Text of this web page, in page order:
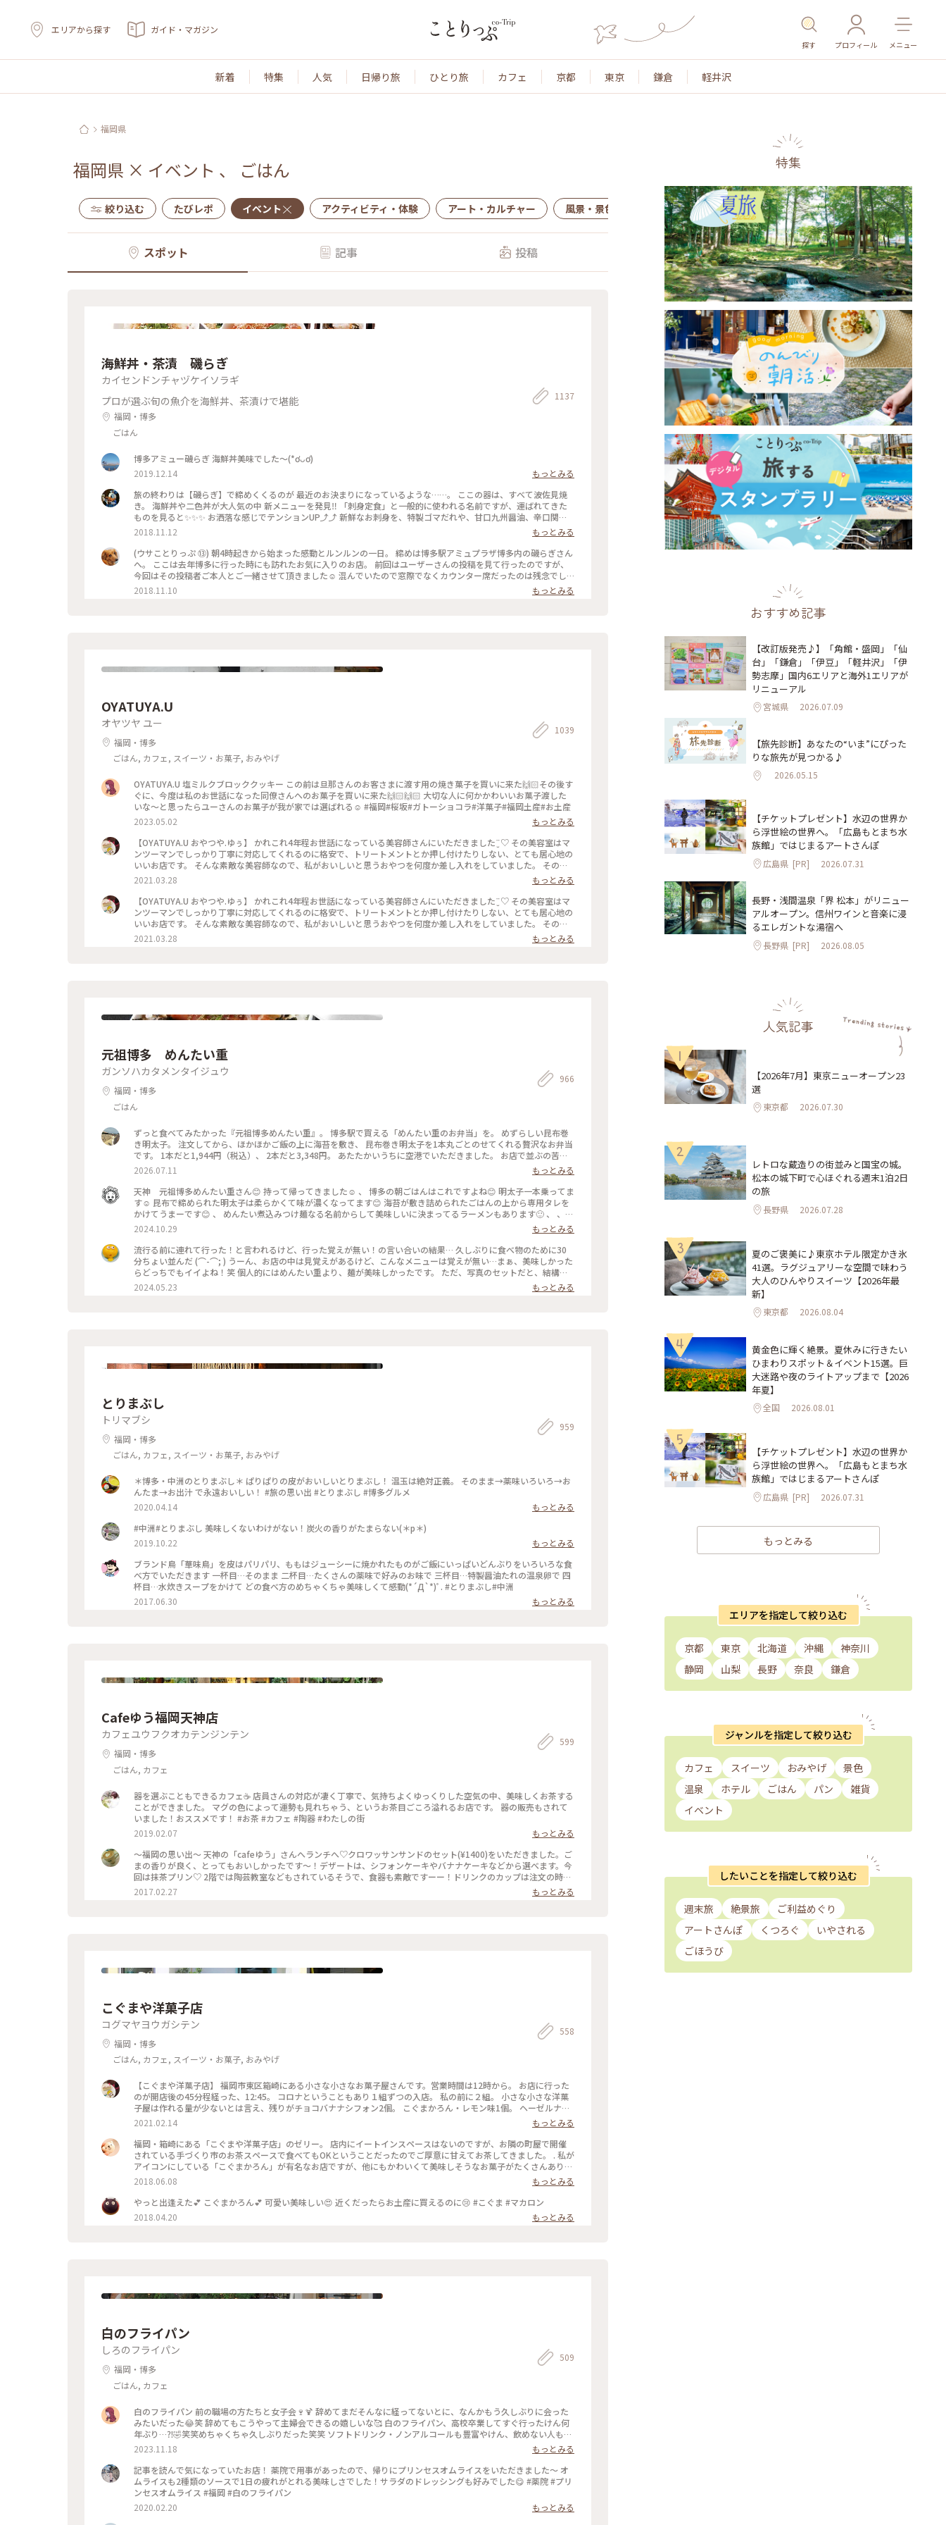
エリアから探す ガイド・マガジン
探す プロフィール メニュー
新着 特集 人気 日帰り旅 ひとり旅 カフェ 京都 東京 鎌倉 軽井沢
福岡県
福岡県 × イベント 、 ごはん
絞り込む たびレポ イベント アクティビティ・体験 アート・カルチャー 風景・景色 名所・旧跡 温泉・スパ その他施設 ごはん
スポット 記事 投稿
海鮮丼・茶漬 磯らぎ
カイセンドンチャヅケイソラギ
プロが選ぶ旬の魚介を海鮮丼、茶漬けで堪能
福岡・博多
ごはん
1137
博多アミュー磯らぎ 海鮮丼美味でした〜(*ơᴗơ)
2019.12.14
もっとみる
旅の終わりは【磯らぎ】で締めくくるのが 最近のお決まりになっているような……。 ここの器は、すべて波佐見焼
き。 海鮮丼や二色丼が大人気の中 新メニューを発見‼️ 「刺身定食」と一般的に使われる名前ですが、運ばれてきた
ものを見ると✨✨✨ お洒落な感じでテンションUP⤴️⤴️ 新鮮なお刺身を、特製ゴマだれや、甘口九州醤油、辛口関東
醤油で食べたり、ごはんに乗っけてあご出汁をかけたり……。 大好きなユーザーさんと…… 別れづらいせいか、おし
ゃべりしながら時間をかけて少しずつ少しずついただきました。 定食で出されたお茶碗、湯呑み、お箸、ゴマだ
れ、ゴボウ茶など購入することができます。 またいらしてくださいね‼️ ウサコッコさん、merryさん❣️ #わたしの街#
クラシカル#秋深き#ことりっぷ福岡
2018.11.12
もっとみる
(ウサことりっぷ ⑬) 朝4時起きから始まった感動とルンルンの一日。 締めは博多駅アミュプラザ博多内の磯らぎさん
へ。 ここは去年博多に行った時にも訪れたお気に入りのお店。 前回はユーザーさんの投稿を見て行ったのですが、
今回はその投稿者ご本人とご一緒させて頂きました☺️ 混んでいたので窓際でなくカウンター席だったのは残念でし
たが、前回は無かった｢刺身定食」を仲良くオーダー。 その日に捕れた新鮮なお刺身8種の盛り合わせを、まずはそ
のまま薬味やタレで楽しみ。。 あとは特製のアゴ出汁を掛けて海鮮茶漬けにしていただきました😊 お魚が新鮮なの
2018.11.10 もっとみる
OYATUYA.U
オヤツヤ ユー
福岡・博多
ごはん, カフェ, スイーツ・お菓子, おみやげ
1039
OYATUYA.U 塩ミルクブロッククッキー この前は旦那さんのお客さまに渡す用の焼き菓子を買いに来た🙌🏻その後す
ぐに、今度は私のお世話になった同僚さんへのお菓子を買いに来た🙌🏻🙌🏻 大切な人に何かかわいいお菓子渡した
いな〜と思ったらユーさんのお菓子が我が家では選ばれる☺️ #福岡#桜坂#ガトーショコラ#洋菓子#福岡土産#お土産
2023.05.02
もっとみる
【OYATUYA.U おやつや.ゆぅ】 かれこれ4年程お世話になっている美容師さんにいただきました¨̮♡︎ その美容室はマ
ンツーマンでしっかり丁寧に対応してくれるのに格安で、トリートメントとか押し付けたりしない、とても居心地の
いいお店です。 そんな素敵な美容師なので、私がおいしいと思うおやつを何度か差し入れをしていました。 そのお
礼と言うことで準備してくれていました。 このガトーショコラは濃厚でねっとりした食感、ひとくち食べただけで
目と鼻の穴が大きくなってしまうぐらいおいしくて大満足なのですが、もちろんひとくちでは終わりません( ˙༥˙ )✨
こんなおいしいものをいただけて 私は幸せです( ¯ ¨̯ ¯̥̥ ) 開店前から行列が出来るのも頷けます。 ことりっぷにも早い
うちに投稿しなくちゃと思っていたお店です。
2021.03.28
もっとみる
【OYATUYA.U おやつや.ゆぅ】 かれこれ4年程お世話になっている美容師さんにいただきました¨̮♡︎ その美容室はマ
ンツーマンでしっかり丁寧に対応してくれるのに格安で、トリートメントとか押し付けたりしない、とても居心地の
いいお店です。 そんな素敵な美容師なので、私がおいしいと思うおやつを何度か差し入れをしていました。 そのお
礼と言うことで準備してくれていました。 このガトーショコラは濃厚でねっとりした食感、ひとくち食べただけで
目と鼻の穴が大きくなってしまうぐらいおいしくて大満足なのですが、もちろんひとくちでは終わりません( ˙༥˙ )✨
2021.03.28 もっとみる
元祖博多 めんたい重
ガンソハカタメンタイジュウ
福岡・博多
ごはん
966
ずっと食べてみたかった『元祖博多めんたい重』。 博多駅で買える「めんたい重のお弁当」を。 めずらしい昆布巻
き明太子。 注文してから、ほかほかご飯の上に海苔を敷き、 昆布巻き明太子を1本丸ごとのせてくれる贅沢なお弁当
です。 1本だと1,944円（税込）、 2本だと3,348円。 あたたかいうちに空港でいただきました。 お店で並ぶの苦手
なので、あたたかいお弁当で充分満足✨ 🐾 博多駅いっぴん東通り。 新幹線中央改札口とJR北改札口との間。 #福岡#
博多#元祖博多めんたい重#ご当地グルメ#旅先ごはん#福岡で食べたよ
2026.07.11
もっとみる
天神 元祖博多めんたい重さん😊 持って帰ってきました☺️ 、 博多の朝ごはんはこれですよね😊 明太子一本乗ってま
す☺️ 昆布で締められた明太子は柔らかくて味が濃くなってます😊 海苔が敷き詰められたごはんの上から専用タレを
かけてうまーです😊 、 めんたい煮込みつけ麺なる名前からして美味しいに決まってるラーメンもあります🙂 、 、
こちら元祖博多めんたい重さんは博多駅でもお弁当として購入できちゃいます🙆‍♀️ 、 ただし消費期限は数時間なので
現地でないと美味しく食べれないのです🥺 、 、 でも元祖博多めんたい重株式会社さんはやってくれました🤗 、 池
袋にめんたい煮込みつけ麺のお店を作ってくれました👏😊 、 中洲で生まれて中洲でしか食べれなかっためんたい煮
込みつけ麺🍜 、 東日本の人たち☝️❣️ 、 今こそ池袋で食べちゃいましょう🥹 #あきらの九州
2024.10.29
もっとみる
流行る前に連れて行った！と言われるけど、行った覚えが無い！の言い合いの結果… 久しぶりに食べ物のために30
分ちょい並んだ (⌒-⌒; ) うーん、お店の中は見覚えがあるけど、こんなメニューは覚えが無い…まぁ、美味しかった
らどっちでもイイよね！笑 個人的にはめんたい重より、麺が美味しかったです。 ただ、写真のセットだと、結構な
2024.05.23 もっとみる
とりまぶし
トリマブシ
福岡・博多
ごはん, カフェ, スイーツ・お菓子, おみやげ
959
＊博多・中洲のとりまぶし＊ ぱりぱりの皮がおいしいとりまぶし！ 温玉は絶対正義。 そのまま→薬味いろいろ→お
んたま→お出汁 で永遠おいしい！ #旅の思い出 #とりまぶし #博多グルメ
2020.04.14
もっとみる
#中洲#とりまぶし 美味しくないわけがない！炭火の香りがたまらない(＊p＊)
2019.10.22
もっとみる
ブランド鳥「華味鳥」を皮はパリパリ、ももはジューシーに焼かれたものがご飯にいっぱいどんぶりをいろいろな食
べ方でいただきます 一杯目…そのまま 二杯目…たくさんの薬味で好みのお味で 三杯目…特製醤油たれの温泉卵で 四
杯目…水炊きスープをかけて どの食べ方のめちゃくちゃ美味しくて感動(*´Д`*)ﾟ. #とりまぶし#中洲
2017.06.30
もっとみる
Cafeゆう福岡天神店
カフェユウフクオカテンジンテン
福岡・博多
ごはん, カフェ
599
器を選ぶこともできるカフェ☕️ 店員さんの対応が凄く丁寧で、気持ちよくゆっくりした空気の中、美味しくお茶する
ことができました。 マグの色によって運勢も見れちゃう、というお茶目ごころ溢れるお店です。 器の販売もされて
いました！おススメです！ #お茶 #カフェ #陶器 #わたしの街
2019.02.07
もっとみる
〜福岡の思い出〜 天神の「cafeゆう」さんへランチへ♡クロワッサンサンドのセット(¥1400)をいただきました。ご
まの香りが良く、とってもおいしかったです〜！デザートは、シフォンケーキやバナナケーキなどから選べます。今
回は抹茶プリン♡ 2階では陶芸教室などもされているそうで、食器も素敵ですーー！ドリンクのカップは注文の時に
好きなものを選べます！くまの器がかわいすぎて、お家用にも購入してしまいました(*´艸｀*) お店も落ち着いた雰
囲気で居心地よかったです！ #ランチ#天神#いつかまた#くま
2017.02.27 もっとみる
こぐまや洋菓子店
コグマヤヨウガシテン
福岡・博多
ごはん, カフェ, スイーツ・お菓子, おみやげ
558
【こぐまや洋菓子店】 福岡市東区箱崎にある小さな小さなお菓子屋さんです。営業時間は12時から。 お店に行った
のが開店後の45分程経った、12:45。 コロナということもあり１組ずつの入店。 私の前に２組。 小さな小さな洋菓
子屋は作れる量が少ないとは言え、残りがチョコバナナシフォン2個。 こぐまかろん・レモン味1個。 ヘーゼルナッ
ツにチョコをまぶした＂はしばみショコラ＂1個。 メープルシュガークッキー1個。 板チョコ3枚ほど。 あまりにも
品薄過ぎて、引いた💦 私の後ろに２組のお客様がいたけど、板チョコ以外の全てを買い占めてしまいました(｡｡*) 後
のお客様、ごめんなさい。
2021.02.14
もっとみる
福岡・箱崎にある「こぐまや洋菓子店」のゼリー。 店内にイートインスペースはないのですが、お隣の町屋で開催
されている手づくり市のお茶スペースで食べてもOKということだったのでご厚意に甘えてお茶してきました。 . 私が
アイコンにしている「こぐまかろん」が有名なお店ですが、他にもかわいくて美味しそうなお菓子がたくさんありま
した✨ #おやつの時間 #箱崎 #ゼリー
2018.06.08
もっとみる
やっと出逢えた💕 こぐまかろん💕 可愛い美味しい😍 近くだったらお土産に買えるのに😢 #こぐま #マカロン
2018.04.20
もっとみる
白のフライパン
しろのフライパン
福岡・博多
ごはん, カフェ
509
白のフライパン 前の職場の方たちと女子会🍷🍹 辞めてまだそんなに経ってないとに、なんかもう久しぶりに会った
みたいだった😂笑 辞めてもこうやって主婦会できるの嬉しいな🥰 白のフライパン、高校卒業してすぐ行ったけん何
年ぶり…⁈🤣笑笑めちゃくちゃ久しぶりだった笑笑 ソフトドリンク・ノンアルコールも豊富やけん、飲めない人もあ
りがたいね☺️☺️ 看板メニューのドレスオムライスももちろん頼んだ🌹 #福岡#薬院#薬院大通り#白のフライパン#オ
ムライス#福岡オムライス
2023.11.18
もっとみる
記事を読んで気になっていたお店！ 薬院で用事があったので、帰りにプリンセスオムライスをいただきました〜 オ
ムライスも2種類のソースで1日の疲れがとれる美味しさでした！サラダのドレッシングも好みでした😋 #薬院 #プリ
ンセスオムライス #福岡 #白のフライパン
2020.02.20
もっとみる
特集
おすすめ記事
【改訂版発売♪】「角館・盛岡」「仙
台」「鎌倉」「伊豆」「軽井沢」「伊
勢志摩」国内6エリアと海外1エリアが
リニューアル
宮城県 2026.07.09
【旅先診断】あなたの“いま”にぴった
りな旅先が見つかる♪
2026.05.15
【チケットプレゼント】水辺の世界か
ら浮世絵の世界へ。「広島もとまち水
族館」ではじまるアートさんぽ
広島県 [PR] 2026.07.31
長野・浅間温泉「界 松本」がリニュー
アルオープン。信州ワインと音楽に浸
るエレガントな湯宿へ
長野県 [PR] 2026.08.05
人気記事
1
【2026年7月】東京ニューオープン23
選
東京都 2026.07.30
2
レトロな蔵造りの街並みと国宝の城。
松本の城下町で心ほぐれる週末1泊2日
の旅
長野県 2026.07.28
3
夏のご褒美に♪東京ホテル限定かき氷
41選。ラグジュアリーな空間で味わう
大人のひんやりスイーツ【2026年最
新】
東京都 2026.08.04
4
黄金色に輝く絶景。夏休みに行きたい
ひまわりスポット＆イベント15選。巨
大迷路や夜のライトアップまで【2026
年夏】
全国 2026.08.01
5
【チケットプレゼント】水辺の世界か
ら浮世絵の世界へ。「広島もとまち水
族館」ではじまるアートさんぽ
広島県 [PR] 2026.07.31
もっとみる
エリアを指定して絞り込む
京都 東京 北海道 沖縄
神奈川
静岡
山梨 長野 奈良 鎌倉
ジャンルを指定して絞り込む
カフェ スイーツ おみやげ
景色
温泉
ホテル ごはん パン
雑貨
イベント
したいことを指定して絞り込む
週末旅 絶景旅
ご利益めぐり
アートさんぽ
くつろぐ
いやされる
ごほうび